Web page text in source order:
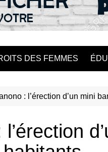
DES FEMMES
: l’érection d’un mini